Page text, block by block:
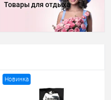
Товары для отдыха
Новинка